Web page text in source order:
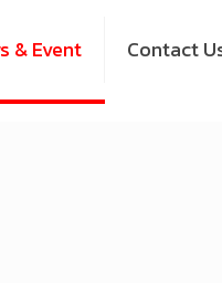
& Event Contact